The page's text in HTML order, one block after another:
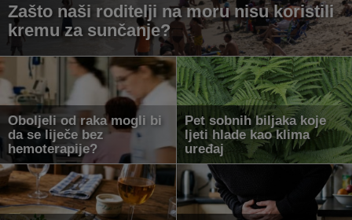
Zašto naši roditelji na moru nisu koristili
kremu za sunčanje?
Oboljeli od raka mogli bi
da se liječe bez
hemoterapije?
Pet sobnih biljaka koje
ljeti hlade kao klima
uređaj